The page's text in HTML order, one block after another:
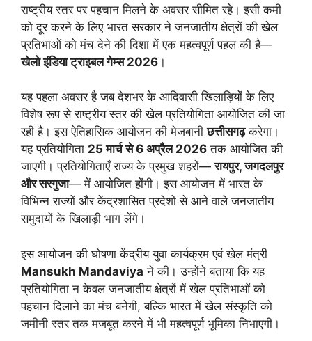
राष्ट्रीय स्तर पर पहचान मिलने के अवसर सीमित रहे। इसी कमी
को दूर करने के लिए भारत सरकार ने जनजातीय क्षेत्रों की खेल
प्रतिभाओं को मंच देने की दिशा में एक महत्वपूर्ण पहल की है—
खेलो इंडिया ट्राइबल गेम्स 2026 ।
यह पहला अवसर है जब देशभर के आदिवासी खिलाड़ियों के लिए
विशेष रूप से राष्ट्रीय स्तर की खेल प्रतियोगिता आयोजित की जा
रही है। इस ऐतिहासिक आयोजन की मेजबानीछत्तीसगढ़करेगा।
यह प्रतियोगिता 25 मार्च से 6 अप्रैल 2026 तक आयोजित की
जाएगी। प्रतियोगिताएँ राज्य के प्रमुख शहरों—रायपुर, जगदलपुर
और सरगुजा— में आयोजित होंगी। इस आयोजन में भारत के
विभिन्न राज्यों और केंद्रशासित प्रदेशों से आने वाले जनजातीय
समुदायों के खिलाड़ी भाग लेंगे।
इस आयोजन की घोषणा केंद्रीय युवा कार्यक्रम एवं खेल मंत्री
Mansukh Mandaviya ने की। उन्होंने बताया कि यह
प्रतियोगिता न केवल जनजातीय क्षेत्रों में खेल प्रतिभाओं को
पहचान दिलाने का मंच बनेगी, बल्कि भारत में खेल संस्कृति को
जमीनी स्तर तक मजबूत करने में भी महत्वपूर्ण भूमिका निभाएगी।